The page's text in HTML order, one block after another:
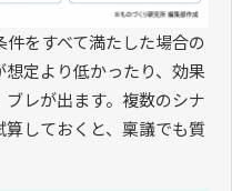
をすべて満たした場合の
定より低かったり、効果
レが出ます。複数のシナ
しておくと、稟議でも質